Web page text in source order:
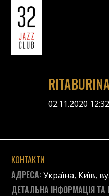
02.11.2020 12:32
КОНТАКТИ
АДРЕСА:Україна, Київ,
ДЕТАЛЬНА ІНФОРМАЦІЯ ТА